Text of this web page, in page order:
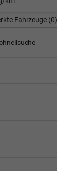
Fahrzeuge (0)